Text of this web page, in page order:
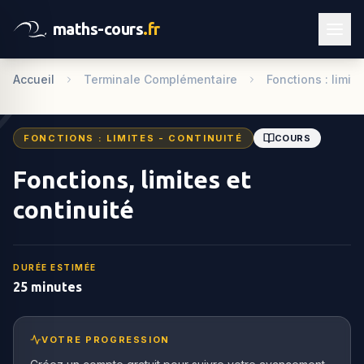
maths-cours.fr
Accueil Terminale Complémentaire Fonctions :
FONCTIONS : LIMITES - CONTINUITÉ COURS
Fonctions, limites et
continuité
DURÉE ESTIMÉE
25 minutes
VOTRE PROGRESSION